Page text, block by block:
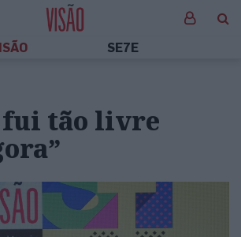
SE7E
fui tão livre